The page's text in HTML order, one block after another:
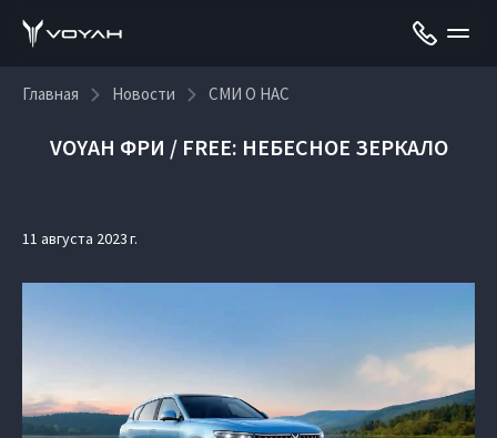
Главная Новости СМИ О НАС
VOYAH ФРИ / FREE: НЕБЕСНОЕ ЗЕРКАЛО
11 августа 2023 г.